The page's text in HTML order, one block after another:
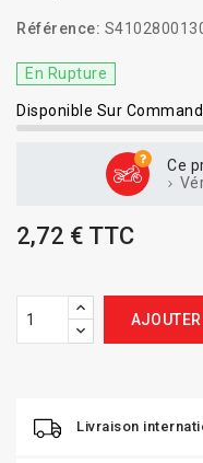
Référence:
En Rupture
Disponible Sur
Ce
2,72 € TTC
Livraison